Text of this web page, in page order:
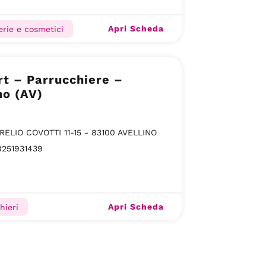
e cosmetici Apri Scheda
– Parrucchiere –
(AV)
COVOTTI 11-15 - 83100 AVELLINO
Apri Scheda